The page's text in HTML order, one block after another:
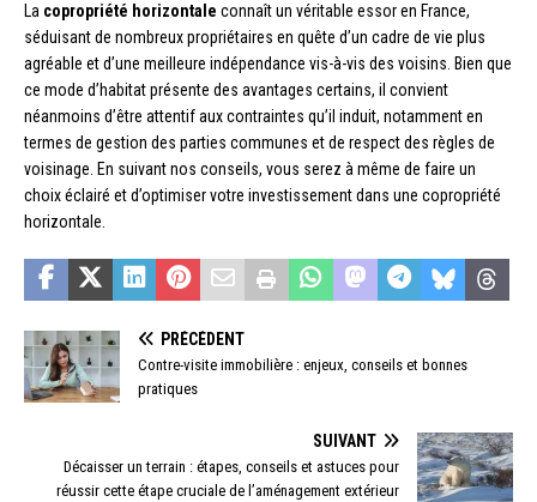
La copropriété horizontale connaît un véritable essor en France,
séduisant de nombreux propriétaires en quête d’un cadre de vie plus
agréable et d’une meilleure indépendance vis-à-vis des voisins. Bien que
ce mode d’habitat présente des avantages certains, il convient
néanmoins d’être attentif aux contraintes qu’il induit, notamment en
termes de gestion des parties communes et de respect des règles de
voisinage. En suivant nos conseils, vous serez à même de faire un
choix éclairé et d’optimiser votre investissement dans une copropriété
horizontale.
PRÉCÉDENT
Contre-visite immobilière : enjeux, conseils et bonnes
pratiques
SUIVANT
Décaisser un terrain : étapes, conseils et astuces pour
réussir cette étape cruciale de l’aménagement extérieur